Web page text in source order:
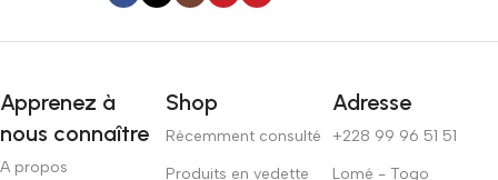
Apprenez à
nous connaître
A propos
Shop
Récemment consulté
Produits en vedette
Adresse
+228 99 96 51 51
Lomé - Togo